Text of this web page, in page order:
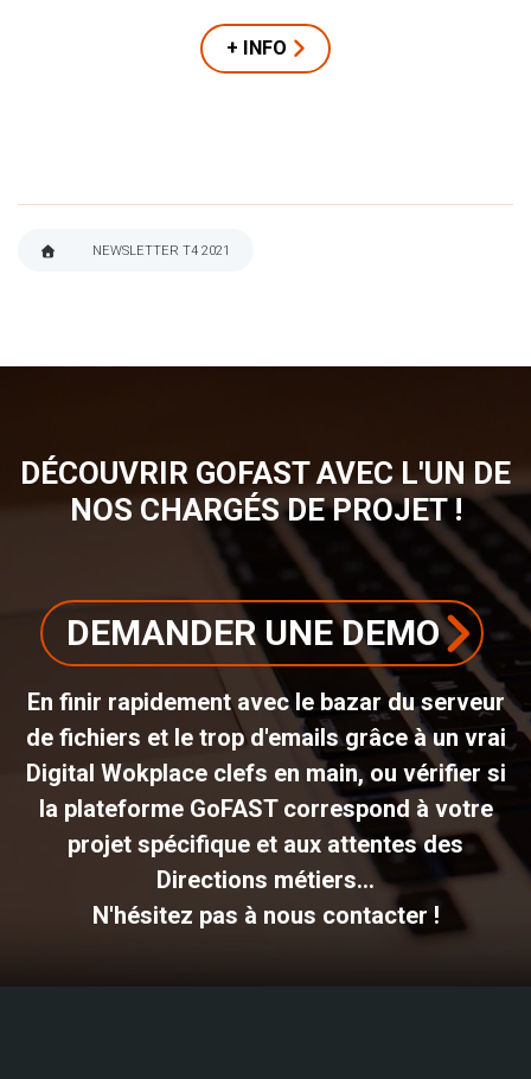
+ INFO
NEWSLETTER T4 2021
DÉCOUVRIR GOFAST AVEC L'UN DE
NOS CHARGÉS DE PROJET !
DEMANDER UNE DEMO
En finir rapidement avec le bazar du serveur
de fichiers et le trop d'emails grâce à un vrai
Digital Wokplace clefs en main, ou vérifier si
la plateforme GoFAST correspond à votre
projet spécifique et aux attentes des
Directions métiers...
N'hésitez pas à nous contacter !